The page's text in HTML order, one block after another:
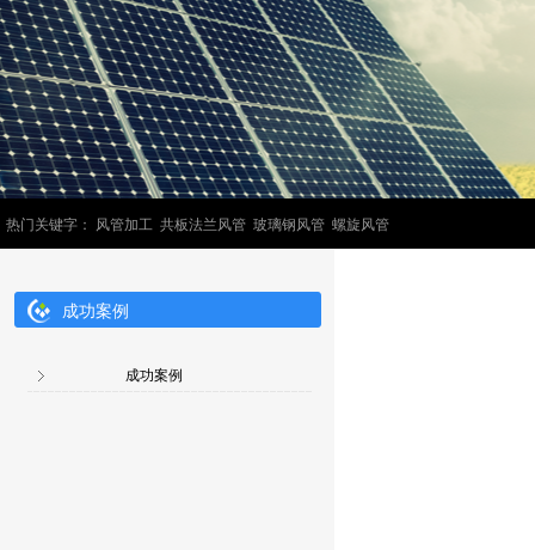
热门关键字： 风管加工 共板法兰风管 玻璃钢风管 螺旋风管
成功案例
成功案例